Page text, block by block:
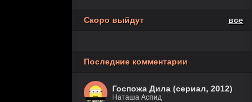
Скоро выйдут все
Последние комментарии
Госпожа Дила (сериал, 2012)
Наташа Аспид